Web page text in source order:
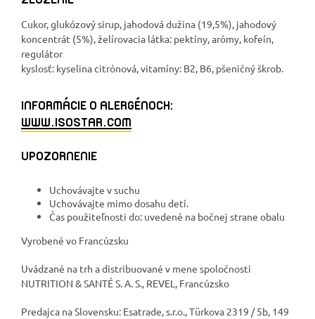
Cukor, glukózový sirup, jahodová dužina (19,5%), jahodový
koncentrát (5%), želírovacia látka: pektíny, arómy, kofeín,
regulátor
kyslosť: kyselina citrónová, vitamíny: B2, B6, pšeničný škrob.
INFORMÁCIE O ALERGÉNOCH:
WWW.ISOSTAR.COM
UPOZORNENIE
Uchovávajte v suchu
Uchovávajte mimo dosahu detí.
Čas použiteľnosti do: uvedené na bočnej strane obalu
Vyrobené vo Francúzsku
Uvádzané na trh a distribuované v mene spoločnosti
NUTRITION & SANTÉ S. A. S., REVEL, Francúzsko
Predajca na Slovensku: Esatrade, s.r.o., Türkova 2319 / 5b, 149